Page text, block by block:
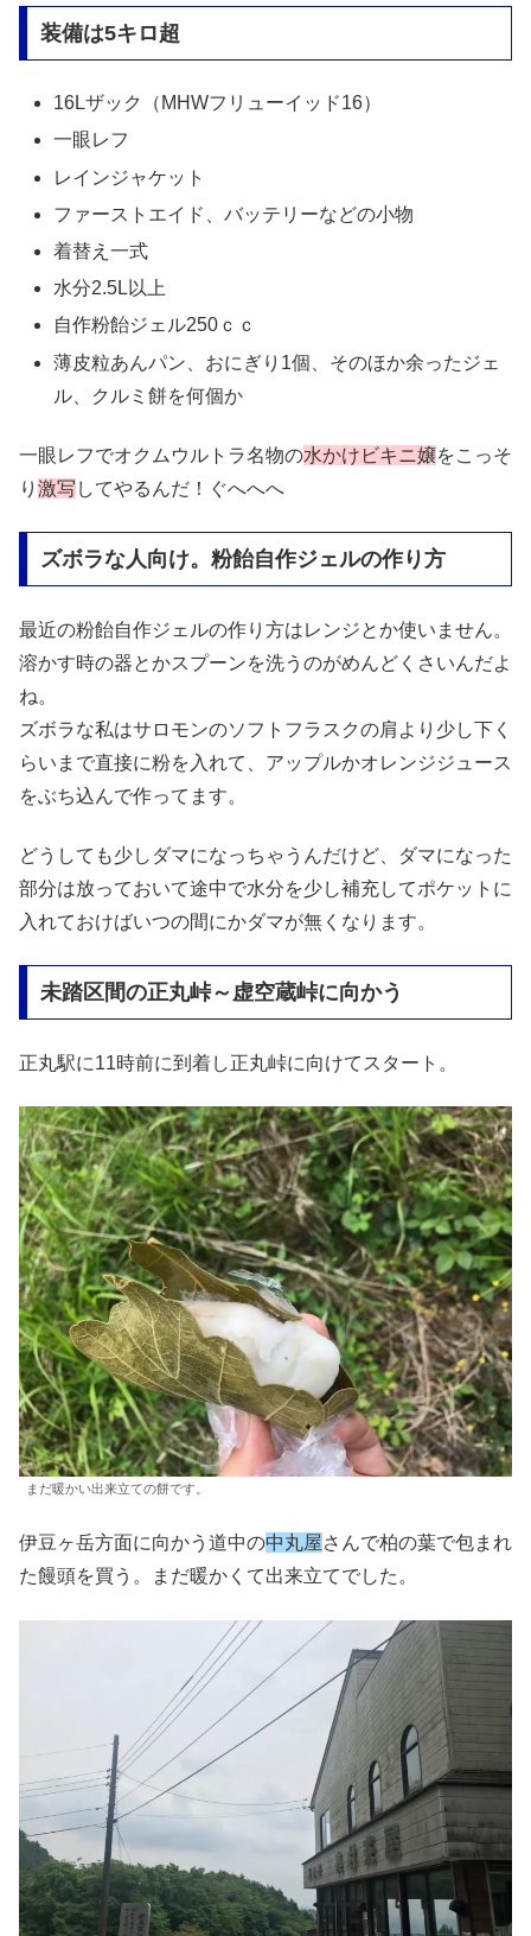
装備は5キロ超
16Lザック（MHWフリューイッド16）
一眼レフ
レインジャケット
ファーストエイド、バッテリーなどの小物
着替え一式
水分2.5L以上
自作粉飴ジェル250ｃｃ
薄皮粒あんパン、おにぎり1個、そのほか余ったジェ
ル、クルミ餅を何個か
一眼レフでオクムウルトラ名物の水かけビキニ嬢をこっそ
り 激写 してやるんだ！ぐへへへ
ズボラな人向け。粉飴自作ジェルの作り方
最近の粉飴自作ジェルの作り方はレンジとか使いません。
溶かす時の器とかスプーンを洗うのがめんどくさいんだよ
ね。
ズボラな私はサロモンのソフトフラスクの肩より少し下く
らいまで直接に粉を入れて、アップルかオレンジジュース
をぶち込んで作ってます。
どうしても少しダマになっちゃうんだけど、ダマになった
部分は放っておいて途中で水分を少し補充してポケットに
入れておけばいつの間にかダマが無くなります。
未踏区間の正丸峠～虚空蔵峠に向かう
正丸駅に11時前に到着し正丸峠に向けてスタート。
まだ暖かい出来立ての餅です。
伊豆ヶ岳方面に向かう道中の中丸屋さんで柏の葉で包まれ
た饅頭を買う。まだ暖かくて出来立てでした。